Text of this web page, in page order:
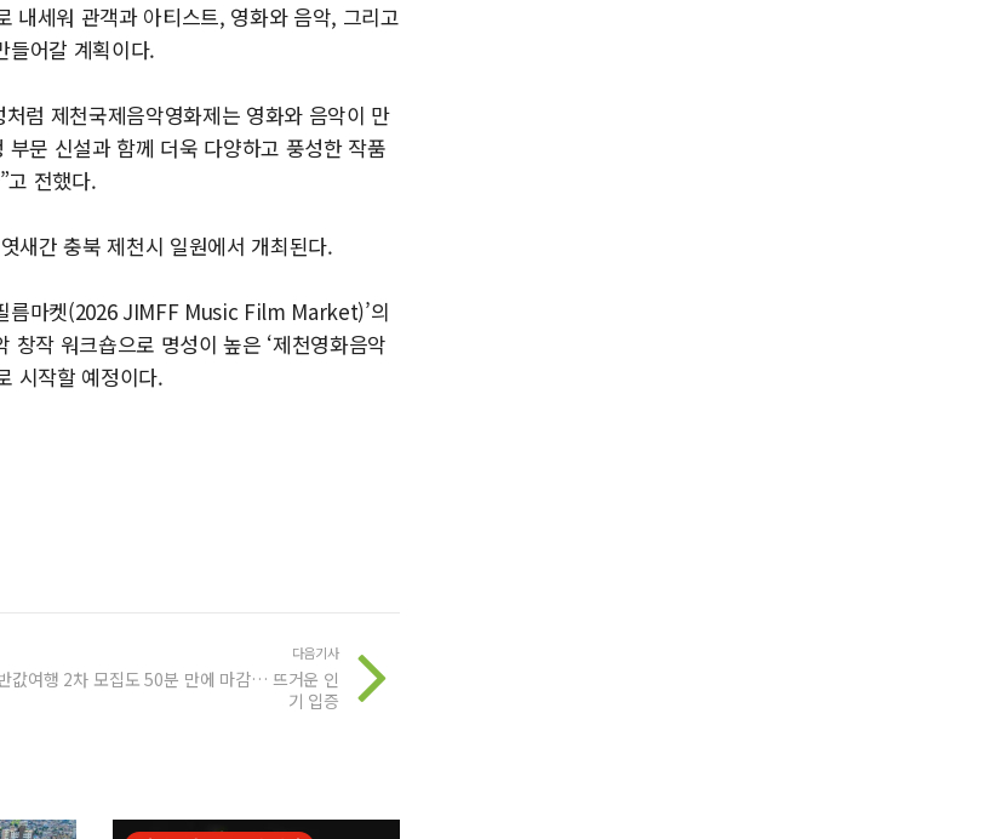
내세워 관객과 아티스트, 영화와 음악, 그리고
들어갈 계획이다.
럼 제천국제음악영화제는 영화와 음악이 만
문 신설과 함께 더욱 다양하고 풍성한 작품
고 전했다.
새간 충북 제천시 일원에서 개최된다.
름마켓(2026 JIMFF Music Film Market)’의
작 워크숍으로 명성이 높은 ‘제천영화음악
시작할 예정이다.
다음기사
값여행 2차 모집도 50분 만에 마감… 뜨거운 인
기 입증